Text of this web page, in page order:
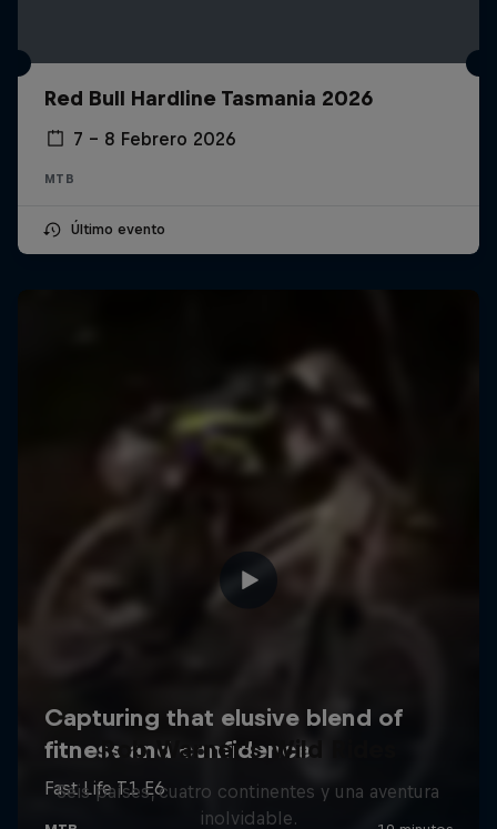
Red Bull Hardline Tasmania 2026
7 – 8 Febrero 2026
MTB
Último evento
Rob Warner’s Wild Rides
Seis países, cuatro continentes y una aventura
inolvidable.